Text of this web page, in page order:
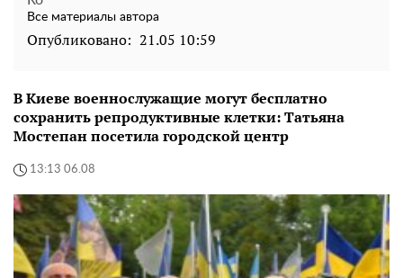
Все материалы автора
Опубликовано: 21.05 10:59
В Киеве военнослужащие могут бесплатно
сохранить репродуктивные клетки: Татьяна
Мостепан посетила городской центр
13:13 06.08